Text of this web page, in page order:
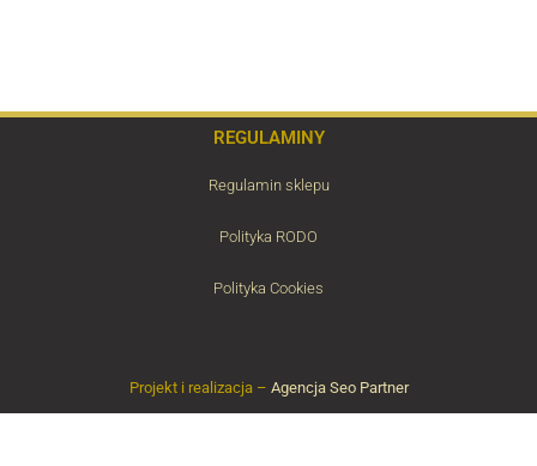
REGULAMINY
Regulamin sklepu
Polityka RODO
Polityka Cookies
Projekt i realizacja – Agencja Seo Partner